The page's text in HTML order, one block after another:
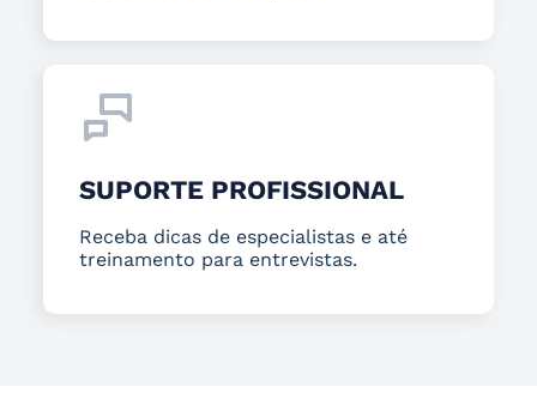
SUPORTE PROFISSIONAL
Receba dicas de especialistas e até
treinamento para entrevistas.